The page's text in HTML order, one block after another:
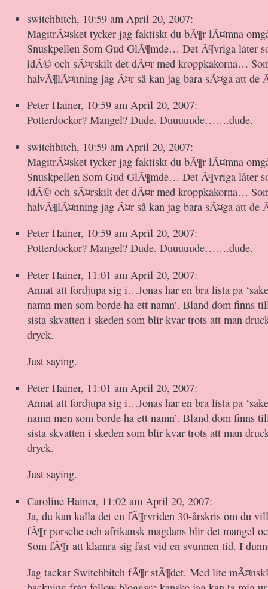
switchbitch, 10:59 am April 20, 2007:
MagitrÃ¤sket tycker jag faktiskt du bÃ¶r lÃ¤mna
Snuskpellen Som Gud GlÃ¶mde… Det Ã¶vriga låter
idÃ© och sÃ¤rskilt det dÃ¤r med kroppkakorna…
halvÃ¶lÃ¤nning jag Ã¤r så kan jag bara sÃ¤ga att de
Peter Hainer, 10:59 am April 20, 2007:
Potterdockor? Mangel? Dude. Duuuuude…….dude.
switchbitch, 10:59 am April 20, 2007:
MagitrÃ¤sket tycker jag faktiskt du bÃ¶r lÃ¤mna
Snuskpellen Som Gud GlÃ¶mde… Det Ã¶vriga låter
idÃ© och sÃ¤rskilt det dÃ¤r med kroppkakorna…
halvÃ¶lÃ¤nning jag Ã¤r så kan jag bara sÃ¤ga att de
Peter Hainer, 10:59 am April 20, 2007:
Potterdockor? Mangel? Dude. Duuuuude…….dude.
Peter Hainer, 11:01 am April 20, 2007:
Annat att fordjupa sig i…Jonas har en bra lista pa
namn men som borde ha ett namn’. Bland dom finns
sista skvatten i skeden som blir kvar trots att man
dryck.
Just saying.
Peter Hainer, 11:01 am April 20, 2007:
Annat att fordjupa sig i…Jonas har en bra lista pa
namn men som borde ha ett namn’. Bland dom finns
sista skvatten i skeden som blir kvar trots att man
dryck.
Just saying.
Caroline Hainer, 11:02 am April 20, 2007:
Ja, du kan kalla det en fÃ¶rvriden 30-årskris om du
fÃ¶r porsche och afrikansk magdans blir det mangel
Som fÃ¶r att klamra sig fast vid en svunnen tid. I
Jag tackar Switchbitch fÃ¶r stÃ¶det. Med lite